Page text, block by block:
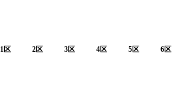
1区 2区 3区 4区 5区 6区